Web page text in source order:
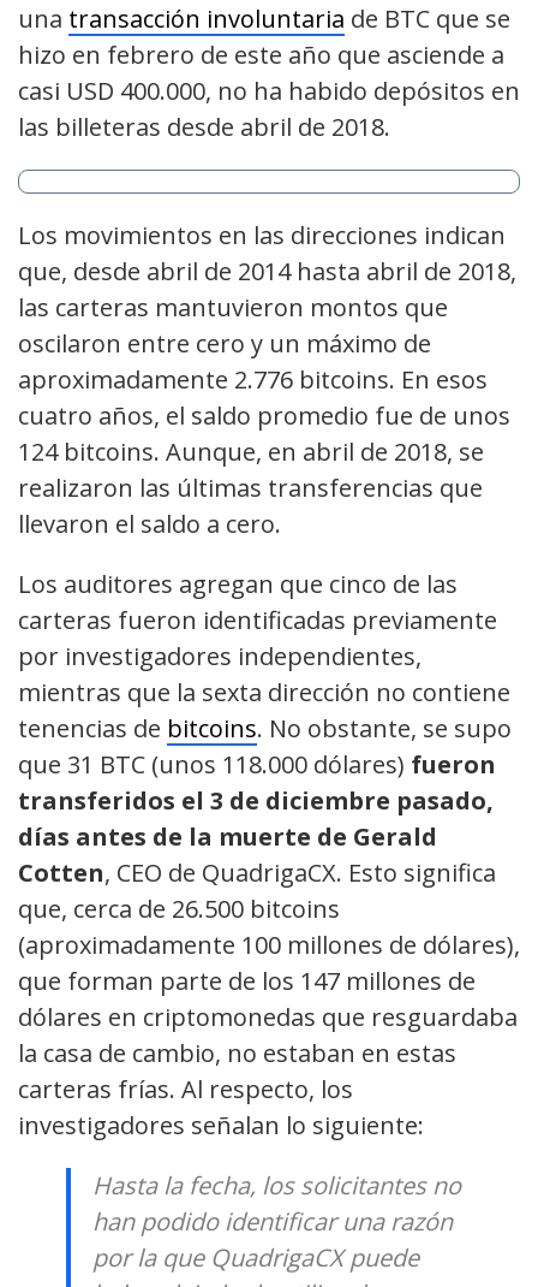
una transacción involuntaria de BTC que se
hizo en febrero de este año que asciende a
casi USD 400.000, no ha habido depósitos en
las billeteras desde abril de 2018.
Los movimientos en las direcciones indican
que, desde abril de 2014 hasta abril de 2018,
las carteras mantuvieron montos que
oscilaron entre cero y un máximo de
aproximadamente 2.776 bitcoins. En esos
cuatro años, el saldo promedio fue de unos
124 bitcoins. Aunque, en abril de 2018, se
realizaron las últimas transferencias que
llevaron el saldo a cero.
Los auditores agregan que cinco de las
carteras fueron identificadas previamente
por investigadores independientes,
mientras que la sexta dirección no contiene
tenencias de bitcoins. No obstante, se supo
que 31 BTC (unos 118.000 dólares) fueron
transferidos el 3 de diciembre pasado,
días antes de la muerte de Gerald
Cotten, CEO de QuadrigaCX. Esto significa
que, cerca de 26.500 bitcoins
(aproximadamente 100 millones de dólares),
que forman parte de los 147 millones de
dólares en criptomonedas que resguardaba
la casa de cambio, no estaban en estas
carteras frías. Al respecto, los
investigadores señalan lo siguiente:
Hasta la fecha, los solicitantes no
han podido identificar una razón
por la que QuadrigaCX puede